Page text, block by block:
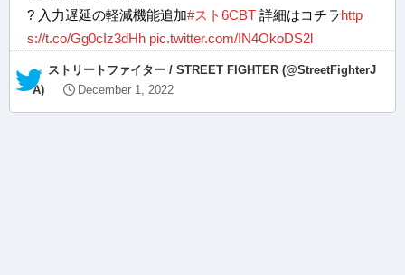
? 入力遅延の軽減機能追加#スト6CBT 詳細はコチラhttp
s://t.co/Gg0cIz3dHh pic.twitter.com/IN4OkoDS2l
— ストリートファイター / STREET FIGHTER (@StreetFighterJ
A)
December 1, 2022